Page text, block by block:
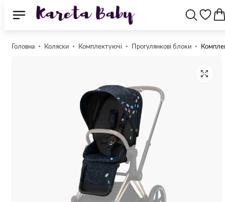
Головна Коляски Комплектуючі Прогулянкові блоки